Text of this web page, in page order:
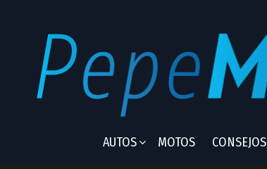
AUTOS MOTOS CONSEJOS